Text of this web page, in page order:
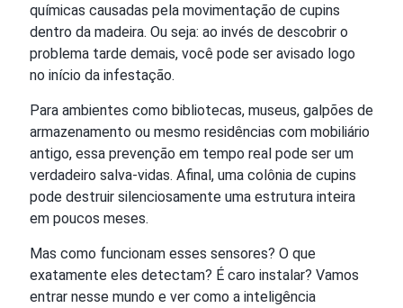
químicas causadas pela movimentação de cupins
dentro da madeira. Ou seja: ao invés de descobrir o
problema tarde demais, você pode ser avisado logo
no início da infestação.
Para ambientes como bibliotecas, museus, galpões de
armazenamento ou mesmo residências com mobiliário
antigo, essa prevenção em tempo real pode ser um
verdadeiro salva-vidas. Afinal, uma colônia de cupins
pode destruir silenciosamente uma estrutura inteira
em poucos meses.
Mas como funcionam esses sensores? O que
exatamente eles detectam? É caro instalar? Vamos
entrar nesse mundo e ver como a inteligência